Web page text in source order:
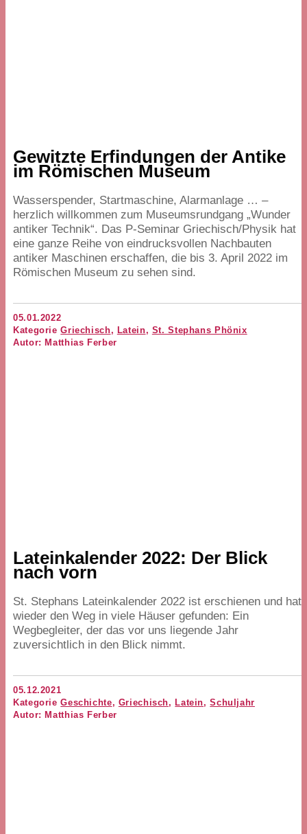
Gewitzte Erfindungen der Antike
im Römischen Museum
Wasserspender, Startmaschine, Alarmanlage … –
herzlich willkommen zum Museumsrundgang„Wunder
antiker Technik“. Das P‑Seminar Griechisch/​Physik hat
eine ganze Reihe von eindrucksvollen Nachbauten
antiker Maschinen erschaffen, die bis3. April 2022 im
Römischen Museum zu sehen sind.
05.01.2022
KategorieGriechisch, Latein, St. Stephans Phönix
Autor: Matthias Ferber
Lateinkalender2022: Der Blick
nach vorn
St. Stephans Lateinkalender 2022 ist erschienen und hat
wieder den Weg in viele Häuser gefunden: Ein
Wegbegleiter, der das vor uns liegende Jahr
zuversichtlich in den Blick nimmt.
05.12.2021
KategorieGeschichte, Griechisch, Latein,Schuljahr
Autor: Matthias Ferber